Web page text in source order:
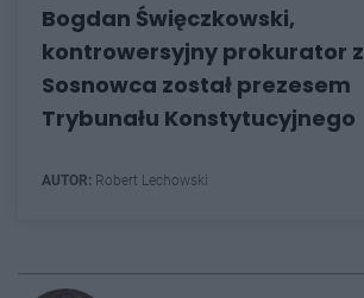
Bogdan Święczkowski,
kontrowersyjny prokurator z
Sosnowca został prezesem
Trybunału Konstytucyjnego
AUTOR: Robert Lechowski